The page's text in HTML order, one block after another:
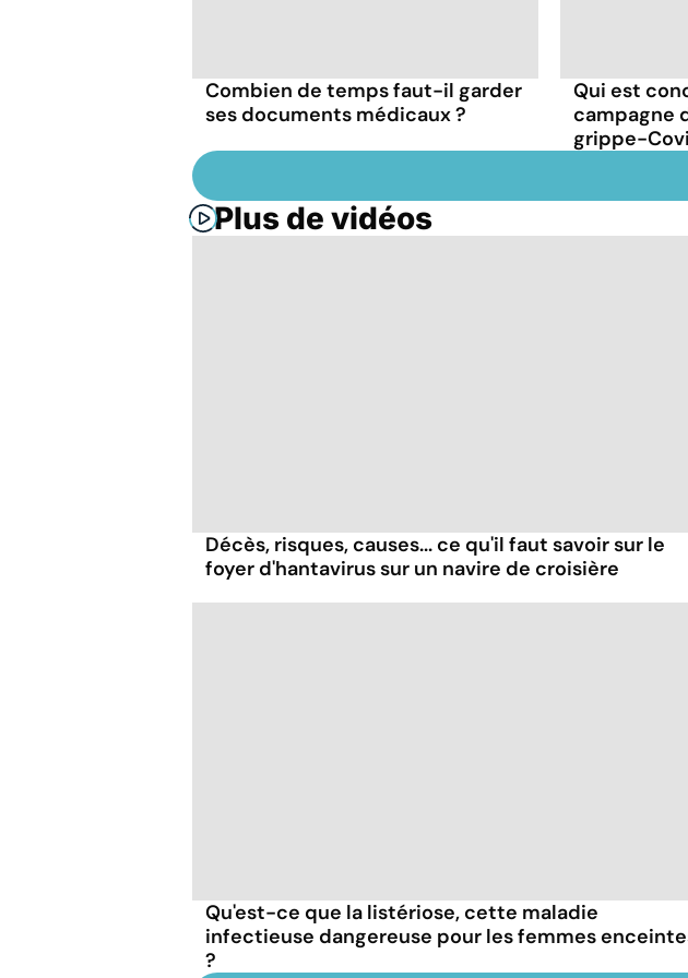
Combien de temps faut-il garder
ses documents médicaux ?
Qui est
campagne
grippe-
Plus de vidéos
Décès, risques, causes... ce qu'il faut savoir sur le
foyer d'hantavirus sur un navire de croisière
Qu'est-ce que la listériose, cette maladie
infectieuse dangereuse pour les femmes
?